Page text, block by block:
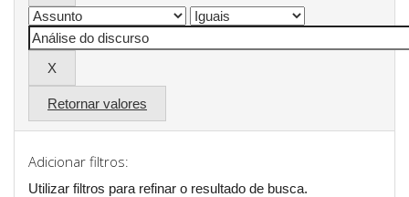
Retornar valores
Adicionar filtros:
Utilizar filtros para refinar o resultado de busca.